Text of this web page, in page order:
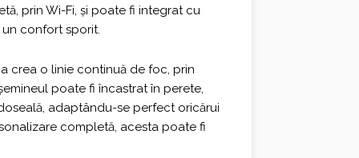
prin Wi-Fi, și poate fi integrat cu
un confort sporit.
crea o linie continuă de foc, prin
poate fi încastrat în perete,
adaptându-se perfect oricărui
completă, acesta poate fi